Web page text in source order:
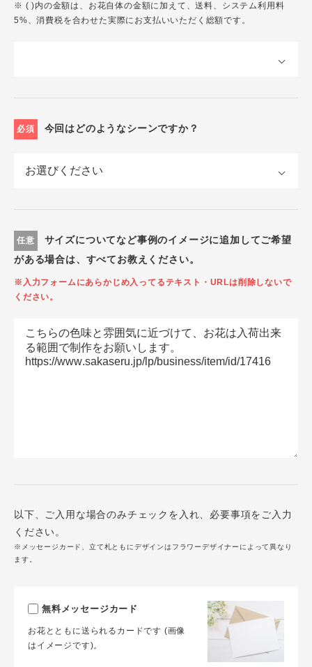
※ ( )内の金額は、お花自体の金額に加えて、送料、システム利用料
5%、消費税を合わせた実際にお支払いいただく総額です。
必須 今回はどのようなシーンですか？
任意
サイズについてなど事例のイメージに追加してご希望
がある場合は、すべてお教えください。
※入力フォームにあらかじめ入ってるテキスト・URLは削除しないで
ください。
以下、ご入用な場合のみチェックを入れ、必要事項をご入力
ください。
※メッセージカード、立て札ともにデザインはフラワーデザイナーによって異なり
ます。
無料メッセージカード
お花とともに送られるカードです (画像
はイメージです)。